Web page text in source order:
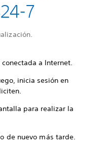
7
a Internet.
inicia sesión en
para realizar la
de nuevo más tarde.